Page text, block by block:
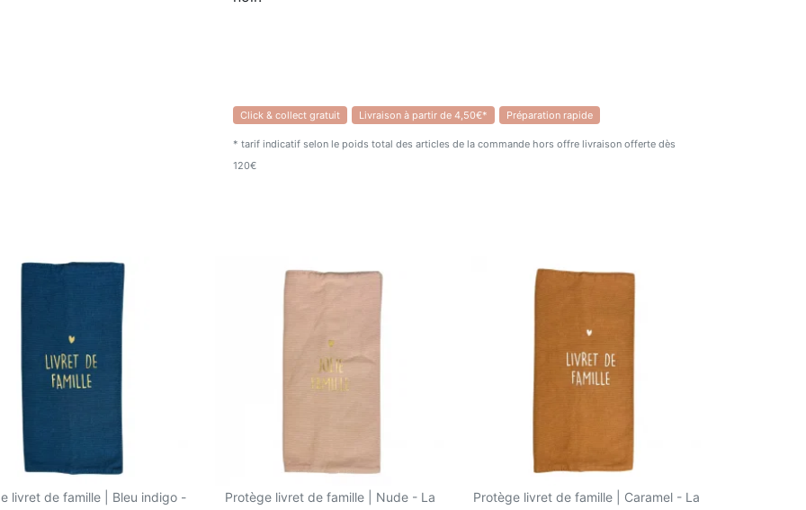
Click & collect gratuit Livraison à partir de 4,50€* Préparation rapide
* tarif indicatif selon le poids total des articles de la commande hors offre livraison offerte dès
120€
livret de famille | Bleu indigo -
Protège livret de famille | Nude - La
Protège livret de famille | Caramel - La